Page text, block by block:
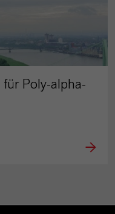
für Poly-alpha-